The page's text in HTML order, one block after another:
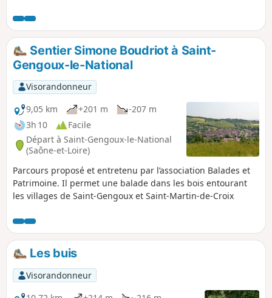
Sentier Simone Boudriot à Saint-
Gengoux-le-National
Visorandonneur
9,05 km
+201 m
-207 m
3h 10
Facile
Départ à Saint-Gengoux-le-National
(Saône-et-Loire)
Parcours proposé et entretenu par l’association Balades et
Patrimoine. Il permet une balade dans les bois entourant
les villages de Saint-Gengoux et Saint-Martin-de-Croix
Les buis
Visorandonneur